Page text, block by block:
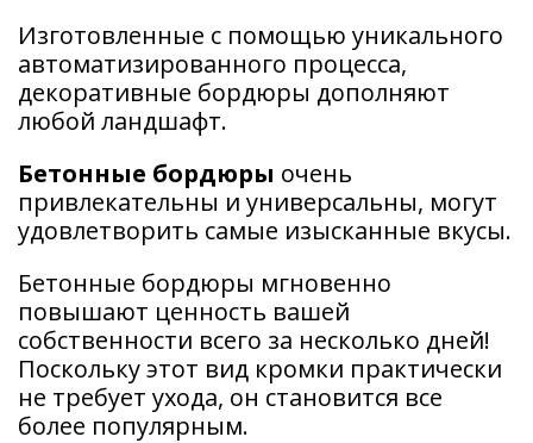
Изготовленные с помощью уникального
автоматизированного процесса,
декоративные бордюры дополняют
любой ландшафт.
Бетонные бордюры очень
привлекательны и универсальны, могут
удовлетворить самые изысканные вкусы.
Бетонные бордюры мгновенно
повышают ценность вашей
собственности всего за несколько дней!
Поскольку этот вид кромки практически
не требует ухода, он становится все
более популярным.